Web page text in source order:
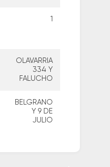
1
OLAVARRIA
334 Y
FALUCHO
BELGRANO
Y 9 DE
JULIO